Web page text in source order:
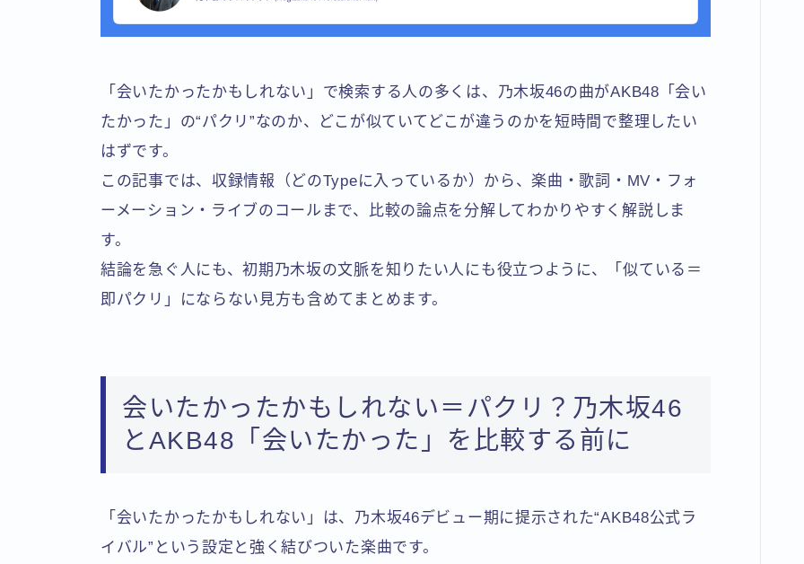
「会いたかったかもしれない」で検索する人の多くは、乃木坂46の曲がAKB48「会い
たかった」の“パクリ”なのか、どこが似ていてどこが違うのかを短時間で整理したい
はずです。
この記事では、収録情報（どのTypeに入っているか）から、楽曲・歌詞・MV・フォ
ーメーション・ライブのコールまで、比較の論点を分解してわかりやすく解説しま
す。
結論を急ぐ人にも、初期乃木坂の文脈を知りたい人にも役立つように、「似ている＝
即パクリ」にならない見方も含めてまとめます。
会いたかったかもしれない＝パクリ？乃木坂46
とAKB48「会いたかった」を比較する前に
「会いたかったかもしれない」は、乃木坂46デビュー期に提示された“AKB48公式ラ
イバル”という設定と強く結びついた楽曲です。